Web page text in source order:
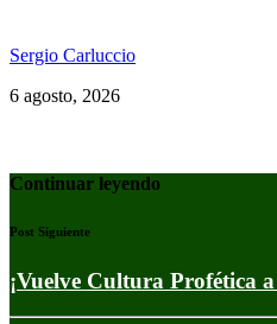
Sergio Carluccio
6 agosto, 2026
Continuar leyendo
Post Siguiente
¡Vuelve Cultura Profética